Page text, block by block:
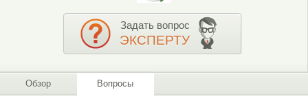
Задать вопрос
ЭКСПЕРТУ
Обзор Вопросы